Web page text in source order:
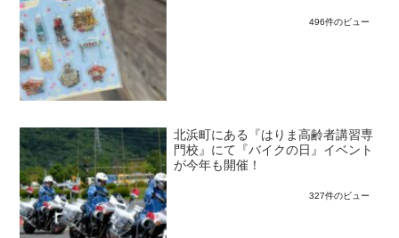
496件のビュー
北浜町にある『はりま高齢者講習専
門校』にて『バイクの日』イベント
が今年も開催！
327件のビュー